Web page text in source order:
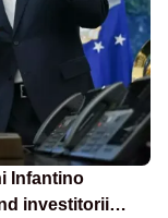
Infantino
investitorii